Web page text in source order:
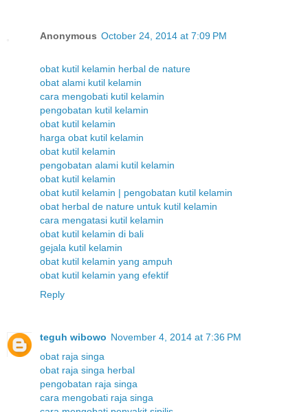
Anonymous October 24, 2014 at 7:09 PM
obat kutil kelamin herbal de nature
obat alami kutil kelamin
cara mengobati kutil kelamin
pengobatan kutil kelamin
obat kutil kelamin
harga obat kutil kelamin
obat kutil kelamin
pengobatan alami kutil kelamin
obat kutil kelamin
obat kutil kelamin | pengobatan kutil kelamin
obat herbal de nature untuk kutil kelamin
cara mengatasi kutil kelamin
obat kutil kelamin di bali
gejala kutil kelamin
obat kutil kelamin yang ampuh
obat kutil kelamin yang efektif
Reply
teguh wibowo November 4, 2014 at 7:36 PM
obat raja singa
obat raja singa herbal
pengobatan raja singa
cara mengobati raja singa